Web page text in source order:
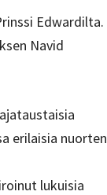
Edwardilta.
Navid
erilaisia nuorten
lukuisia